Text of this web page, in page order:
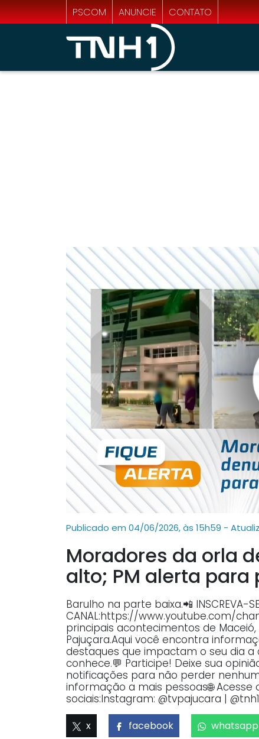
PSCOM ANUNCIE CONTATO
Publicado em 04/06/2026, às 15h59 -
Moradores da orla
alto; PM alerta
Barulho na parte baixa.📲 INSCREVA-
CANAL:https://www.youtube.com/
principais acontecimentos de
Pajuçara.Aqui você encontra
destaques que impactam o seu dia a
conhece.💬 Participe! Deixe sua
notificações para não perder
informação a mais pessoas🌐
sociais:Instagram: @tvpajucara |
x facebook whatsapp